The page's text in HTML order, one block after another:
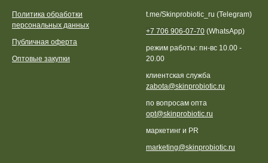
Политика обработки
персональных данных
Публичная оферта
Оптовые закупки
t.me/Skinprobiotic_ru (Telegram)
+7 706 906-07-70 (WhatsApp)
режим работы: пн-вс 10.00 -
20.00
клиентская служба
zabota@skinprobiotic.ru
по вопросам опта
opt@skinprobiotic.ru
маркетинг и PR
marketing@skinprobiotic.ru